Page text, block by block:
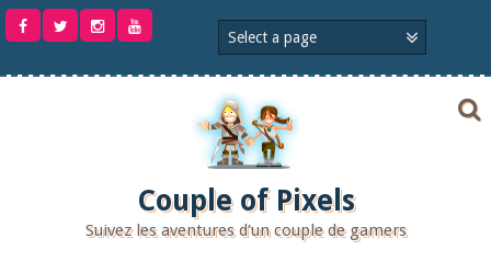
Aller
Couple of Pixels
Suivez les aventures d'un couple de gamers